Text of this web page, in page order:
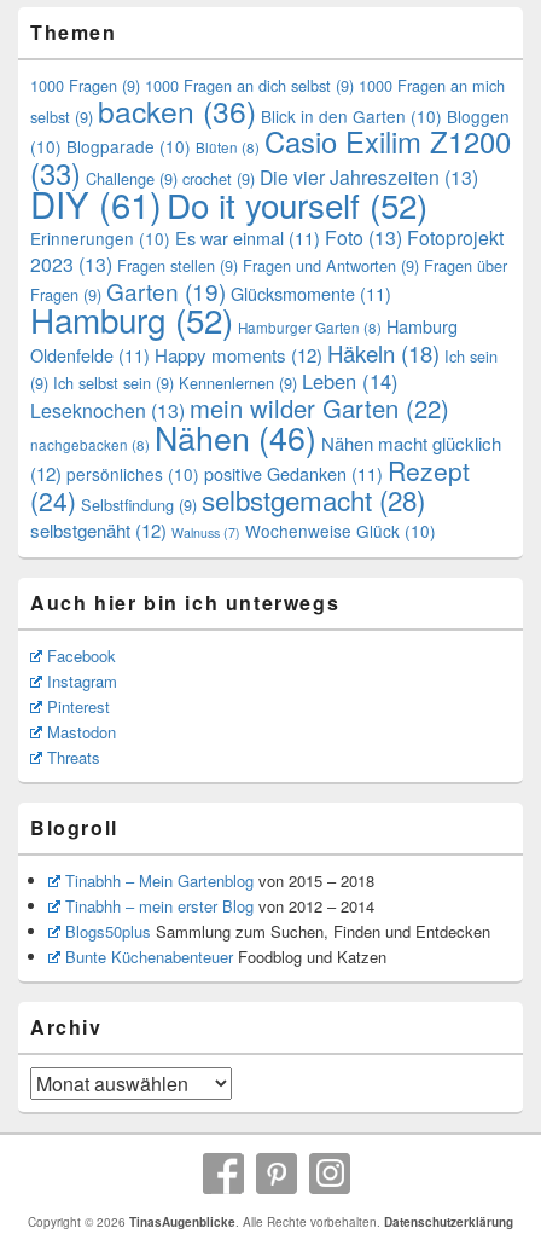
Themen
1000 Fragen (9) 1000 Fragen an dich selbst (9) 1000 Fragen an mich
selbst (9) backen (36) Blick in den Garten (10) Bloggen
(10) Blogparade (10) Blüten (8) Casio Exilim Z1200
(33) Challenge (9) crochet (9) Die vier Jahreszeiten (13)
DIY (61)Do it yourself (52)
Erinnerungen (10) Es war einmal (11) Foto (13) Fotoprojekt
2023 (13) Fragen stellen (9) Fragen und Antworten (9) Fragen über
Fragen (9) Garten (19) Glücksmomente (11)
Hamburg (52) Hamburger Garten (8) Hamburg
Oldenfelde (11) Happy moments (12) Häkeln (18) Ich sein
(9) Ich selbst sein (9) Kennenlernen (9) Leben (14)
Leseknochen (13) mein wilder Garten (22)
nachgebacken (8) Nähen (46) Nähen macht glücklich
(12) persönliches (10) positive Gedanken (11) Rezept
(24) Selbstfindung (9) selbstgemacht (28)
selbstgenäht (12) Walnuss (7) Wochenweise Glück (10)
Auch hier bin ich unterwegs
Facebook
Instagram
Pinterest
Mastodon
Threats
Blogroll
Tinabhh – Mein Gartenblogvon 2015 – 2018
Tinabhh – mein erster Blogvon 2012 – 2014
Blogs50plus Sammlung zum Suchen, Finden und Entdecken
Bunte KüchenabenteuerFoodblog und Katzen
Archiv
Archiv
Copyright © 2026 TinasAugenblicke. Alle Rechte vorbehalten. Datenschutzerklärung